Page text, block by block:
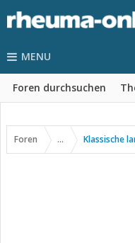
MENU
Foren durchsuchen
Foren ... Klassische